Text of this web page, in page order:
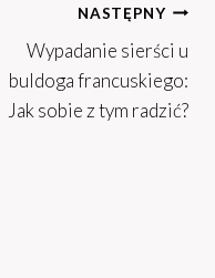
NASTĘPNY
Wypadanie sierści u
buldoga francuskiego:
Jak sobie z tym radzić?